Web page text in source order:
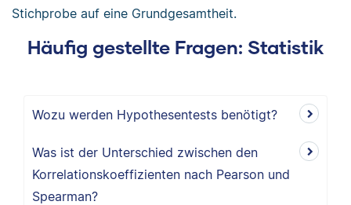
Stichprobe auf eine Grundgesamtheit.
Häufig gestellte Fragen: Statistik
Wozu werden Hypothesentests benötigt?
Was ist der Unterschied zwischen den
Korrelationskoeffizienten nach Pearson und
Spearman?